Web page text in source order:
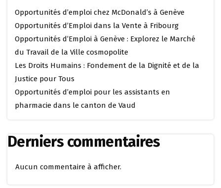
Opportunités d’emploi chez McDonald’s à Genève
Opportunités d’Emploi dans la Vente à Fribourg
Opportunités d’Emploi à Genève : Explorez le Marché
du Travail de la Ville cosmopolite
Les Droits Humains : Fondement de la Dignité et de la
Justice pour Tous
Opportunités d’emploi pour les assistants en
pharmacie dans le canton de Vaud
Derniers commentaires
Aucun commentaire à afficher.